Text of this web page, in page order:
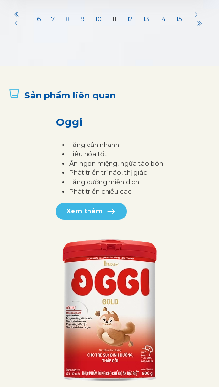
6 7 8 9 10 11 12 13 14 15
Sản phẩm liên quan
Oggi
Tăng cân nhanh
Tiêu hóa tốt
Ăn ngon miệng, ngừa táo bón
Phát triển trí não, thị giác
Tăng cường miễn dịch
Phát triển chiều cao
Xem thêm